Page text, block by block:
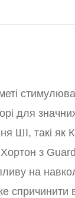
для
ШІ, такі як
з
на
спричинити